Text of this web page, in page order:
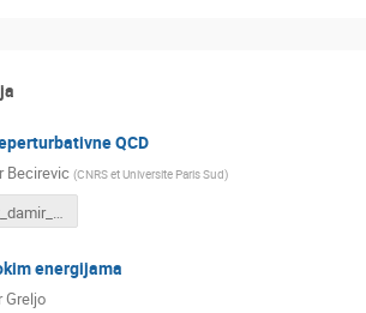
QCD
Becirevic (CNRS et Universite Paris Sud)
kenanfest_damir_2019.pdf
energijama
Greljo